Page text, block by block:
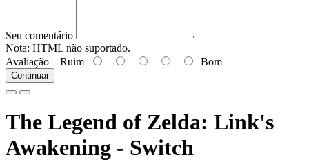
Seu comentário
Nota: HTML não suportado.
Avaliação Ruim Bom
Continuar
The Legend of Zelda: Link's
Awakening - Switch